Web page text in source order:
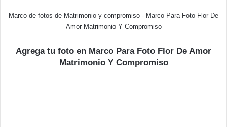
Marco de fotos de Matrimonio y compromiso - Marco Para Foto Flor De
Amor Matrimonio Y Compromiso
Agrega tu foto en Marco Para Foto Flor De Amor
Matrimonio Y Compromiso